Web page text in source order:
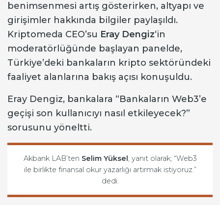
benimsenmesi artış gösterirken, altyapı ve
girişimler hakkında bilgiler paylaşıldı.
Kriptomeda CEO’su Eray Dengiz‘in
moderatörlüğünde başlayan panelde,
Türkiye’deki bankaların kripto sektöründeki
faaliyet alanlarına bakış açısı konuşuldu.
Eray Dengiz, bankalara “Bankaların Web3’e
geçişi son kullanıcıyı nasıl etkileyecek?”
sorusunu yöneltti.
Akbank LAB’ten Selim Yüksel , yanıt olarak; “Web3
ile birlikte finansal okur yazarlığı artırmak istiyoruz.”
dedi.